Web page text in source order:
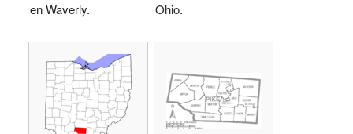
en Waverly.
Ohio.